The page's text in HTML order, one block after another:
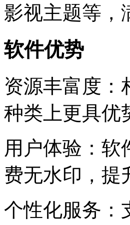
影视主题等，
软件优势
资源丰富度：
种类上更具优
用户体验：软
费无水印，提
个性化服务：